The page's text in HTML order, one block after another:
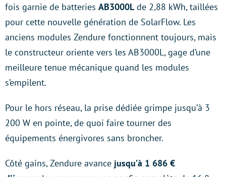
fois garnie de batteries AB3000L de 2,88 kWh, taillées
pour cette nouvelle génération de SolarFlow. Les
anciens modules Zendure fonctionnent toujours, mais
le constructeur oriente vers les AB3000L, gage d’une
meilleure tenue mécanique quand les modules
s’empilent.
Pour le hors réseau, la prise dédiée grimpe jusqu’à 3
200 W en pointe, de quoi faire tourner des
équipements énergivores sans broncher.
Côté gains, Zendure avance jusqu’à 1 686 €